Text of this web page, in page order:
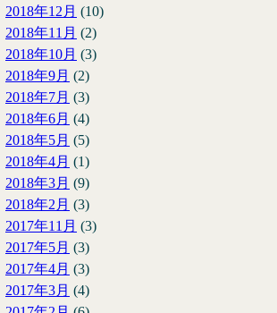
2018年12月 (10)
2018年11月 (2)
2018年10月 (3)
2018年9月 (2)
2018年7月 (3)
2018年6月 (4)
2018年5月 (5)
2018年4月 (1)
2018年3月 (9)
2018年2月 (3)
2017年11月 (3)
2017年5月 (3)
2017年4月 (3)
2017年3月 (4)